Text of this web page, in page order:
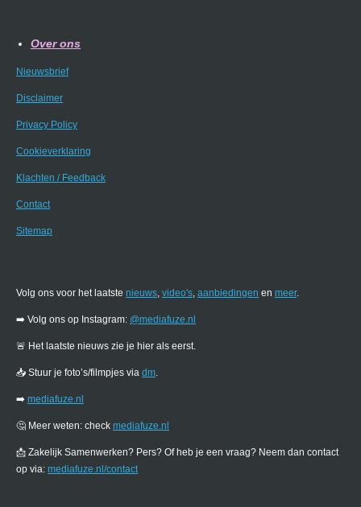
Over ons
Nieuwsbrief
Disclaimer
Privacy Policy
Cookieverklaring
Klachten / Feedback
Contact
Sitemap
Volg ons voor het laatste nieuws video's aanbiedingen en meer.
➡️ Volg ons op Instagram: @mediafuze.nl
🚨 Het laatste nieuws zie je hier als eerst.
📥 Stuur je foto’s/filmpjes via dm
➡️ mediafuze.nl
🤔 Meer weten: check mediafuze.nl
📩 Zakelijk Samenwerken? Pers? Of heb je een vraag? Neem dan contact
op via: mediafuze.nl/contact